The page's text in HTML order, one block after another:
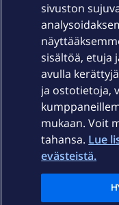
Laitteet & liittymät
Palvelut
Ajankohtaista
Elisa Oyj
sivuston
sisältöä, etuja
avulla
ja ostotietoja,
mukaan. Voit
tahansa. Lue
evästeistä.